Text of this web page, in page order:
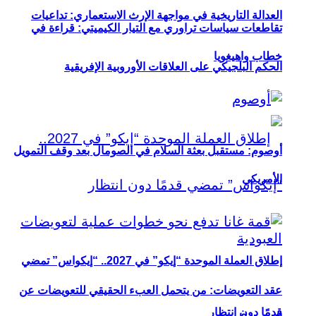
العدالة التاريخية في مواجهة الإرث الاستعماري: تداعيات
الحكم البلجيكي على العلاقات الأوروبية الإفريقية
إطلاق العملة الموحدة “إيكو” في 2027.. “إيكواس” تمضي
قدمًا دون انتظار
تقاطعات سياسات تراوري مع التيار الكيميتي: قراءة في
خطاب واهيغويا
أوصوم: مستقبل بعثة السلام في الصومال بعد وقف التمويل
الأمريكي
عقد التعويضات: من يتحمل العبء الحقيقي للتعويضات عن